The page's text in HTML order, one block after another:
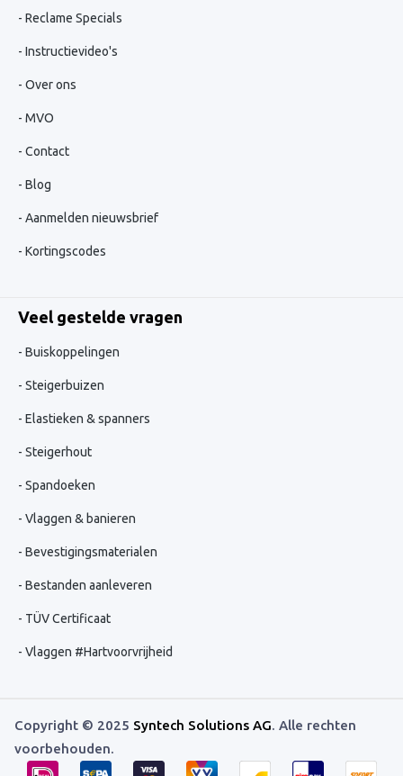
Reclame Specials
Instructievideo's
Over ons
MVO
Contact
Blog
Aanmelden nieuwsbrief
Kortingscodes
Veel gestelde vragen
Buiskoppelingen
Steigerbuizen
Elastieken & spanners
Steigerhout
Spandoeken
Vlaggen & banieren
Bevestigingsmaterialen
Bestanden aanleveren
TÜV Certificaat
Vlaggen #Hartvoorvrijheid
Copyright © 2025 Syntech Solutions AG. Alle rechten
voorbehouden.